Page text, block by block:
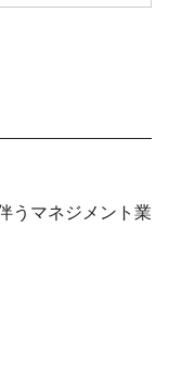
うマネジメント業